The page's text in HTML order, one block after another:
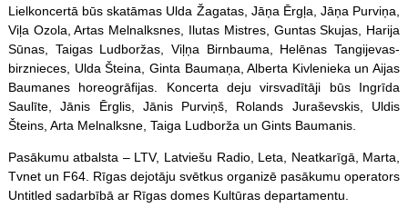
Lielkoncertā būs skatāmas Ulda Žagatas, Jāņa Ērgļa, Jāņa Purviņa,
Viļa Ozola, Artas Melnalksnes, Ilutas Mistres, Guntas Skujas, Harija
Sūnas, Taigas Ludboržas, Viļņa Birnbauma, Helēnas Tangijevas-
birznieces, Ulda Šteina, Ginta Baumaņa, Alberta Kivlenieka un Aijas
Baumanes horeogrāfijas. Koncerta deju virsvadītāji būs Ingrīda
Saulīte, Jānis Ērglis, Jānis Purviņš, Rolands Juraševskis, Uldis
Šteins, Arta Melnalksne, Taiga Ludborža un Gints Baumanis.
Pasākumu atbalsta – LTV, Latviešu Radio, Leta, Neatkarīgā, Marta,
Tvnet un F64. Rīgas dejotāju svētkus organizē pasākumu operators
Untitled sadarbībā ar Rīgas domes Kultūras departamentu.